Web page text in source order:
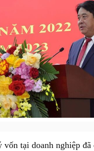
vốn tại doanh nghiệp